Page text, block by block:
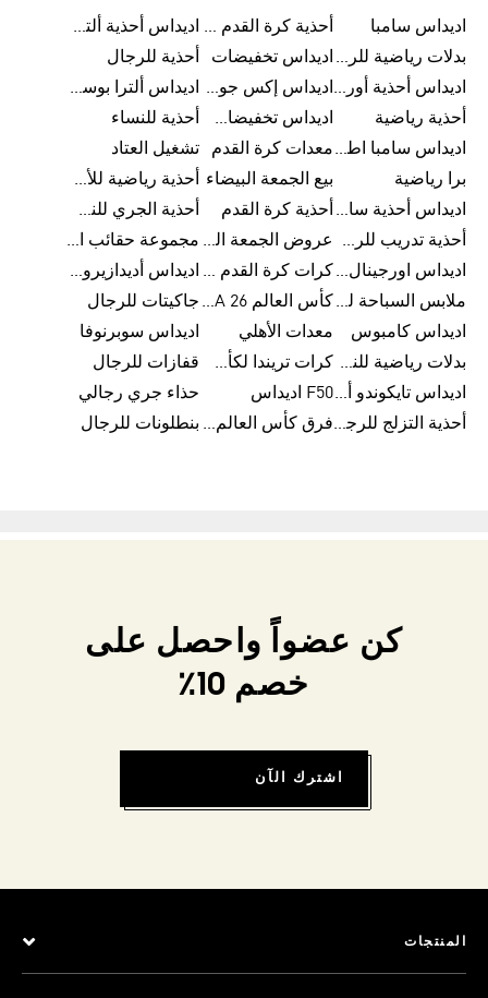
اديداس سامبا أحذية كرة القدم للرجال
اديداس أحذية ألترا بوست للرجال
بدلات رياضية للرجال اديداس تخفيضات
أحذية للرجال
اديداس أحذية أورجينالز
اديداس إكس جود بيلينغهام
اديداس ألترا بوست
أحذية رياضية
اديداس تخفيضات للأطفال
أحذية للنساء
اديداس سامبا اطفالمعدات كرة القدم
تشغيل العتاد
برا رياضية
بيع الجمعة البيضاء
أحذية رياضية للأطفال
اديداس أحذية سامبا للنساء أحذية كرة القدم
أحذية الجري للنساء
أحذية تدريب للرجال
عروض الجمعة البيضاء للرجال
مجموعة حقائب الظهر
اديداس اورجينال ملابس
كرات كرة القدم للرجال
اديداس أديدازيرو معدات الجري
ملابس السباحة للرجال
كأس العالم FIFA 26™ جاكيتات للرجال
اديداس كامبوس
معدات الأهلي
اديداس سوبرنوفا
بدلات رياضية للنساء
كرات تريندا لكأس العالم FIFA 26™
قفازات للرجال
اديداس تايكوندو أورجنالزF50 اديداس
حذاء جري رجالي
أحذية التزلج للرجال
فرق كأس العالم FIFA 26™ بنطلونات للرجال
كن عضواً واحصل على
خصم 10٪
اشترك الآن
المنتجات